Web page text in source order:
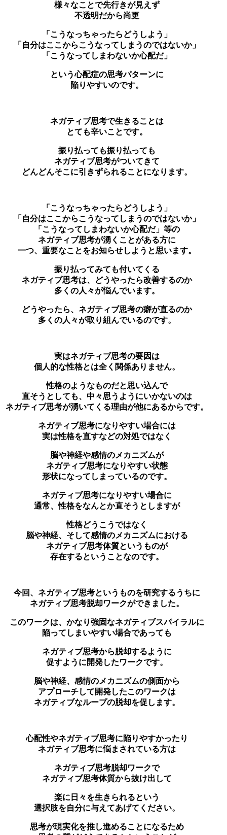
様々なことで先行きが見えず
不透明だから尚更
「こうなっちゃったらどうしよう」
「自分はここからこうなってしまうのではないか」
「こうなってしまわないか心配だ」
という心配症の思考パターンに
陥りやすいのです。
ネガティブ思考で生きることは
とても辛いことです。
振り払っても振り払っても
ネガティブ思考がついてきて
どんどんそこに引きずられることになります。
「こうなっちゃったらどうしよう」
「自分はここからこうなってしまうのではないか」
「こうなってしまわないか心配だ」等の
ネガティブ思考が湧くことがある方に
一つ、重要なことをお知らせしようと思います。
振り払ってみても付いてくる
ネガティブ思考は、どうやったら改善するのか
多くの人々が悩んでいます。
どうやったら、ネガティブ思考の癖が直るのか
多くの人々が取り組んでいるのです。
実はネガティブ思考の要因は
個人的な性格とは全く関係ありません。
性格のようなものだと思い込んで
直そうとしても、中々思うようにいかないのは
ネガティブ思考が湧いてくる理由が他にあるからです。
ネガティブ思考になりやすい場合には
実は性格を直すなどの対処ではなく
脳や神経や感情のメカニズムが
ネガティブ思考になりやすい状態
形状になってしまっているのです。
ネガティブ思考になりやすい場合に
通常、性格をなんとか直そうとしますが
性格どうこうではなく
脳や神経、そして感情のメカニズムにおける
ネガティブ思考体質というものが
存在するということなのです。
今回、ネガティブ思考というものを研究するうちに
ネガティブ思考脱却ワークができました。
このワークは、かなり強固なネガティブスパイラルに
陥ってしまいやすい場合であっても
ネガティブ思考から脱却するように
促すように開発したワークです。
脳や神経、感情のメカニズムの側面から
アプローチして開発したこのワークは
ネガティブなループの脱却を促します。
心配性やネガティブ思考に陥りやすかったり
ネガティブ思考に悩まされている方は
ネガティブ思考脱却ワークで
ネガティブ思考体質から抜け出して
楽に日々を生きられるという
選択肢を自分に与えてあげてください。
思考が現実化を推し進めることになるため